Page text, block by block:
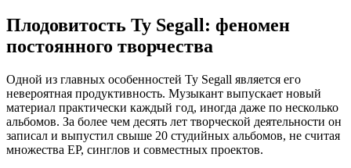
Плодовитость Ty Segall: феномен
постоянного творчества
Одной из главных особенностей Ty Segall является его
невероятная продуктивность. Музыкант выпускает новый
материал практически каждый год, иногда даже по несколько
альбомов. За более чем десять лет творческой деятельности он
записал и выпустил свыше 20 студийных альбомов, не считая
множества EP, синглов и совместных проектов.